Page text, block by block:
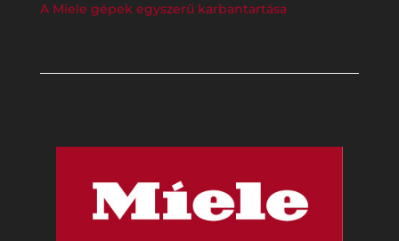
A Miele gépek egyszerű karbantartása